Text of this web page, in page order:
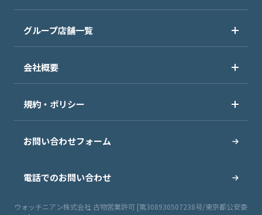
グループ店舗一覧
会社概要
規約・ポリシー
お問い合わせフォーム
電話でのお問い合わせ
ウォッチニアン株式会社 古物営業許可 [第308930507238号/東京都公安委